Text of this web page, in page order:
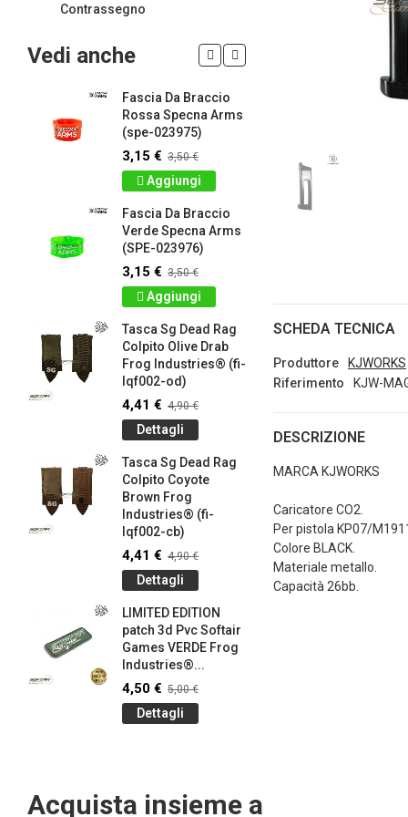
SCHEDA TECNICA
Produttore
KJWORKS
Riferimento
KJW-
DESCRIZIONE
MARCA KJWORKS
Caricatore CO2.
Per pistola KP07/
Colore BLACK.
Materiale metallo.
Capacità 26bb.
Contrassegno
Vedi anche
Fascia Da Braccio
Rossa Specna Arms
(spe-023975)
3,15 € 3,50 €
Aggiungi
Fascia Da Braccio
Verde Specna Arms
(SPE-023976)
3,15 € 3,50 €
Aggiungi
Tasca Sg Dead Rag
Colpito Olive Drab
Frog Industries® (fi-
lqf002-od)
4,41 € 4,90 €
Dettagli
Tasca Sg Dead Rag
Colpito Coyote
Brown Frog
Industries® (fi-
lqf002-cb)
4,41 € 4,90 €
Dettagli
LIMITED EDITION
patch 3d Pvc Softair
Games VERDE Frog
Industries®...
4,50 € 5,00 €
Dettagli
LIMITED
2,61 €
Dettagli
145-bk)
4,41 €
Dettagli
Silicone
Olive
0,90 €
Acquista insieme a